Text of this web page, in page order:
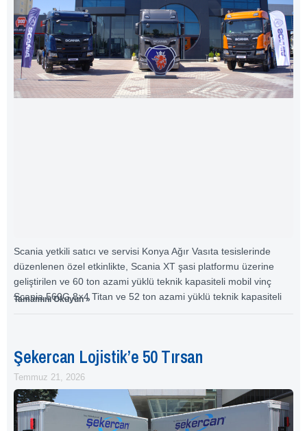
Scania yetkili satıcı ve servisi Konya Ağır Vasıta tesislerinde
düzenlenen özel etkinlikte, Scania XT şasi platformu üzerine
geliştirilen ve 60 ton azami yüklü teknik kapasiteli mobil vinç
Scania 560G 8×4 Titan ve 52 ton azami yüklü teknik kapasiteli
Tamamını Okuyun »
Şekercan Lojistik’e 50 Tırsan
Temmuz 21, 2026